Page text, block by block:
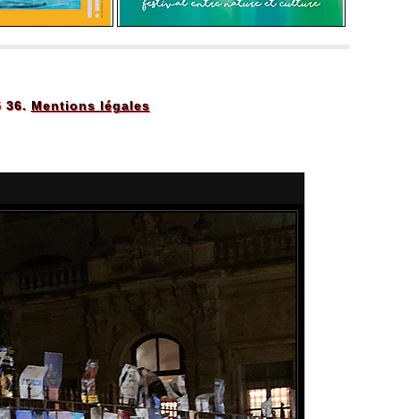
36. Mentions légales